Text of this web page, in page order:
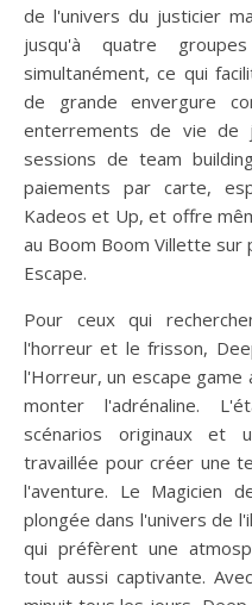
de l'univers du justicier
jusqu'à quatre
simultanément, ce qui
de grande envergure
enterrements de vie de
sessions de team
paiements par carte,
Kadeos et Up, et offre
au Boom Boom Villette
Escape.
Pour ceux qui
l'horreur et le frisson,
l'Horreur, un escape
monter l'adrénaline.
scénarios originaux et
travaillée pour créer une
l'aventure. Le Magicien
plongée dans l'univers de
qui préfèrent une
tout aussi captivante.